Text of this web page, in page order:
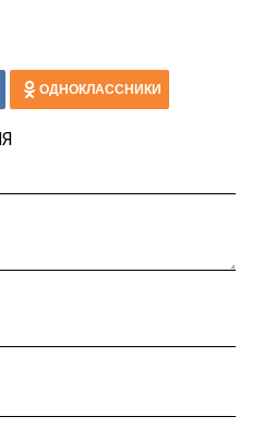
ОДНОКЛАССНИКИ